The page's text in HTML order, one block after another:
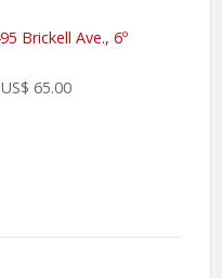
Brickell Ave., 6º
65.00